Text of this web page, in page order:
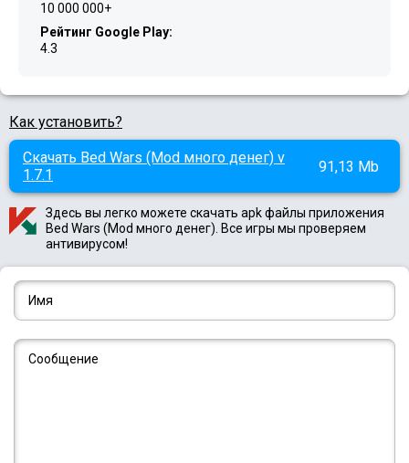
10 000 000+
Рейтинг Google Play:
4.3
Как установить?
Скачать Bed Wars (Mod много денег) v
1.7.1
91,13 Mb
Здесь вы легко можете скачать apk файлы приложения
Bed Wars (Mod много денег). Все игры мы проверяем
антивирусом!